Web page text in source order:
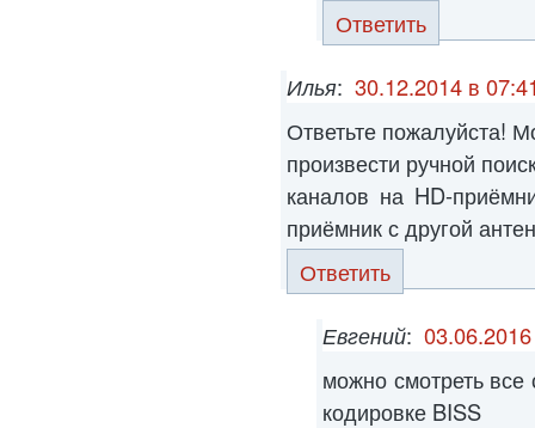
Ответить
Илья: 30.12.2014 в
Ответьте пожалуйста!
произвести ручной
каналов на HD-
приёмник с другой
Ответить
Евгений:
можно смотреть все
кодировке BISS